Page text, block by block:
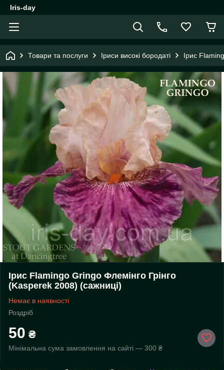
Iris-day
Товари та послуги Іриси високі бородаті Ірис
Ірис Flamingo Gringo Флемінго Грінго
(Kasperek 2008) (сажниці)
Немає в наявності
Роздріб
50 ₴
Мінімальна сума замовлення на сайті — 300 ₴